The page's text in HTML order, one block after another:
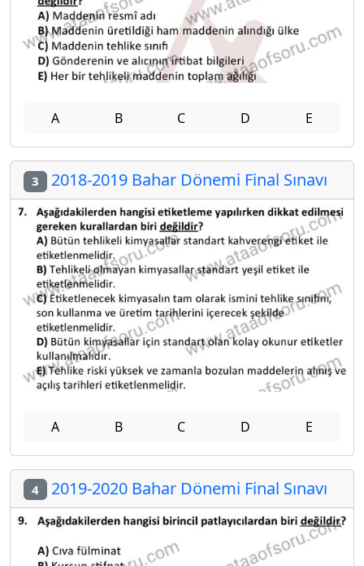
A B C D E
3 2018-2019 Bahar Dönemi Final Sınavı
A B C D E
4 2019-2020 Bahar Dönemi Final Sınavı